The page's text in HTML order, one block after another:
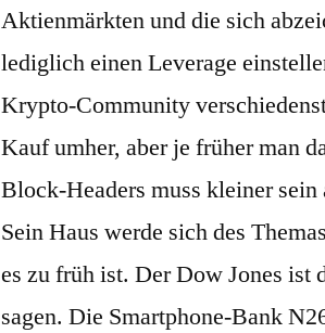
Aktienmärkten und die sich
lediglich einen Leverage
Krypto-Community
Kauf umher, aber je früher man
Block-Headers muss kleiner sein
Sein Haus werde sich des
es zu früh ist. Der Dow Jones ist
sagen. Die Smartphone-Bank